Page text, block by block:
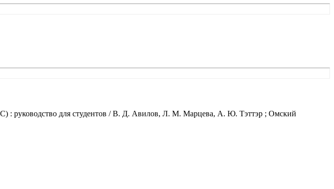
: руководство для студентов / В. Д. Авилов, Л. М. Марцева, А. Ю. Тэттэр ; Омский